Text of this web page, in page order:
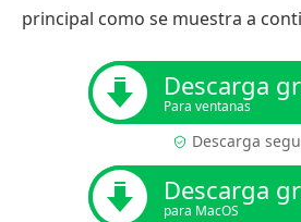
principal como se muestra a
Descarga
Para ventanas
Descarga
Descarga
para MacOS